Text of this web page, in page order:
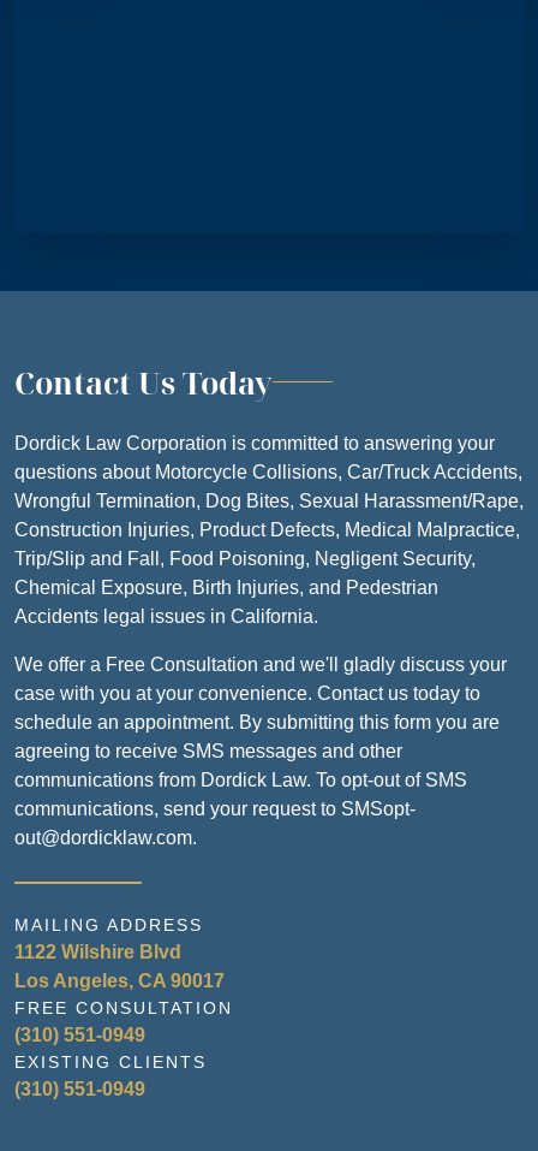
Contact Us Today
Dordick Law Corporation is committed to answering your
questions about Motorcycle Collisions, Car/Truck Accidents,
Wrongful Termination, Dog Bites, Sexual Harassment/Rape,
Construction Injuries, Product Defects, Medical Malpractice,
Trip/Slip and Fall, Food Poisoning, Negligent Security,
Chemical Exposure, Birth Injuries, and Pedestrian
Accidents legal issues in California.
We offer a Free Consultation and we'll gladly discuss your
case with you at your convenience. Contact us today to
schedule an appointment. By submitting this form you are
agreeing to receive SMS messages and other
communications from Dordick Law. To opt-out of SMS
communications, send your request to SMSopt-
out@dordicklaw.com.
MAILING ADDRESS
1122 Wilshire Blvd
Los Angeles, CA 90017
FREE CONSULTATION
(310) 551-0949
EXISTING CLIENTS
(310) 551-0949